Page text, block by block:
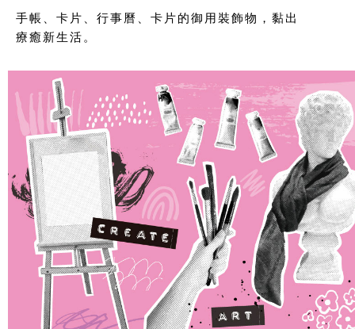
手帳、卡片、行事曆、卡片的御用裝飾物，黏出
療癒新生活。